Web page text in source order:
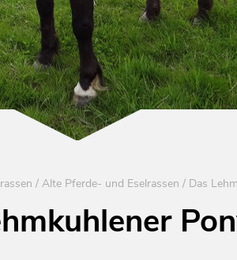
/ Alte Pferde- und Eselrassen / Das